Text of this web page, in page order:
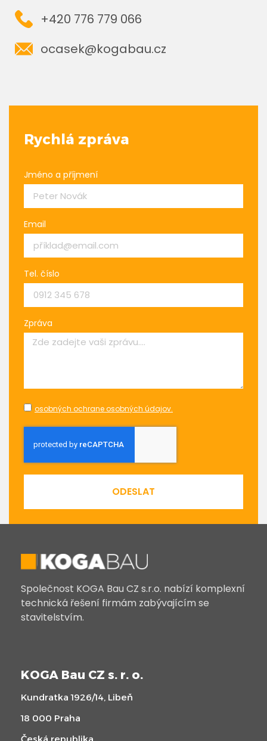
+420 776 779 066
ocasek@kogabau.cz
Rychlá zpráva
Jméno a příjmení
Email
Tel. číslo
Zpráva
osobných ochrane osobných údajov.
ODESLAT
Společnost KOGA Bau CZ s.r.o. nabízí komplexní
technická řešení firmám zabývajícím se
stavitelstvím.
KOGA Bau CZ s. r. o.
Kundratka 1926/14, Libeň
18 000 Praha